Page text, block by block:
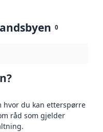
0
hvor du kan etterspørre
råd som gjelder